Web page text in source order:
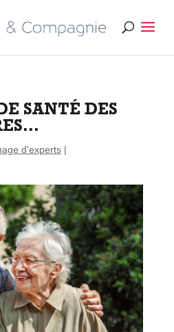
SANTÉ DES
d'experts|